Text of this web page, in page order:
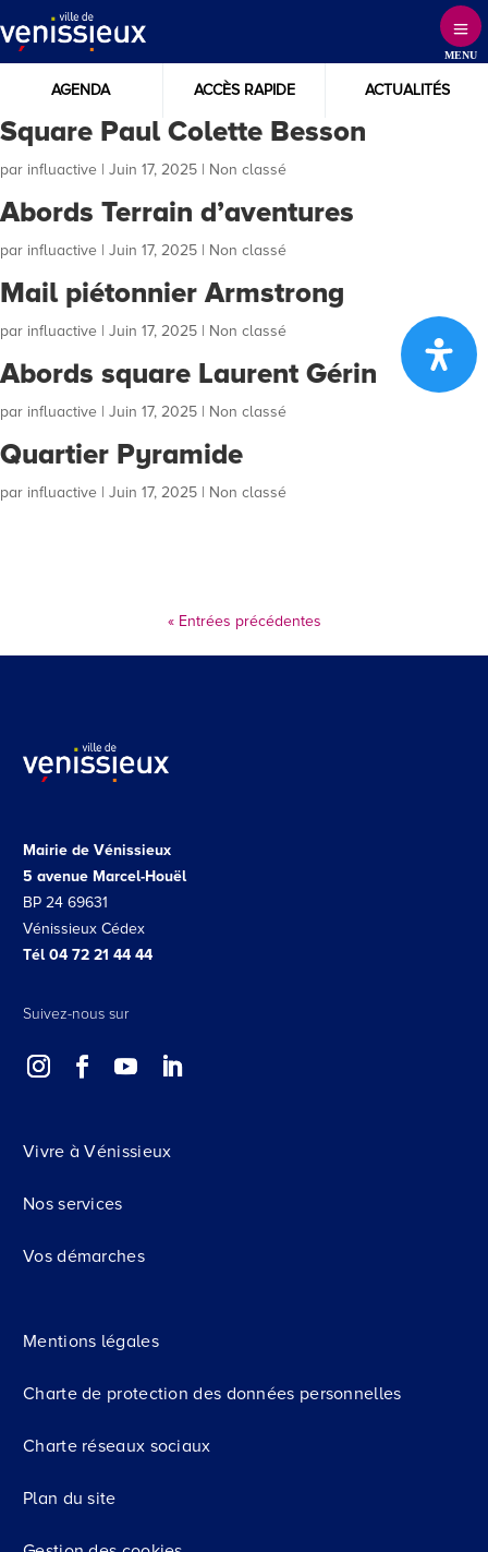
to
Content
MENU
AGENDA ACCÈS RAPIDE ACTUALITÉS
Square Paul Colette Besson
par influactive | Juin 17, 2025 | Non classé
Abords Terrain d’aventures
par influactive | Juin 17, 2025 | Non classé
Mail piétonnier Armstrong
par influactive | Juin 17, 2025 | Non classé
Abords square Laurent Gérin
par influactive | Juin 17, 2025 | Non classé
Quartier Pyramide
par influactive | Juin 17, 2025 | Non classé
« Entrées précédentes
Mairie de Vénissieux
5 avenue Marcel-Houël
BP 24 69631
Vénissieux Cédex
Tél 04 72 21 44 44
Suivez-nous sur
Vivre à Vénissieux
Nos services
Vos démarches
Mentions légales
Charte de protection des données personnelles
Charte réseaux sociaux
Plan du site